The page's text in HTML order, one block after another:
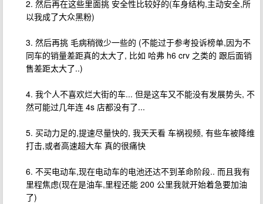
2. 然后再在这些里面挑 安全性比较好的(车身结构,主动安全,所
以我成了大众黑粉)
3. 然后再挑 毛病稍微少一些的 (不能过于参考投诉榜单,因为不
同车的销量差距真的太大了, 比如 哈弗 h6 crv 之类的 跟后面销
售差距太大了..)
4. 我个人不喜欢烂大街的车... 但是这车又不能没有发展势头, 不
然可能过几年连 4s 店都没有了...
5. 买动力足的,提速尽量快的, 我天天看 车祸视频, 有些车被降维
打击,或者高速超大车 真的很痛快
6. 不买电动车,现在电动车的电池还达不到革命阶段.. 而且我有
里程焦虑(现在是油车,里程还能 200 公里我就开始着急要加油
了)